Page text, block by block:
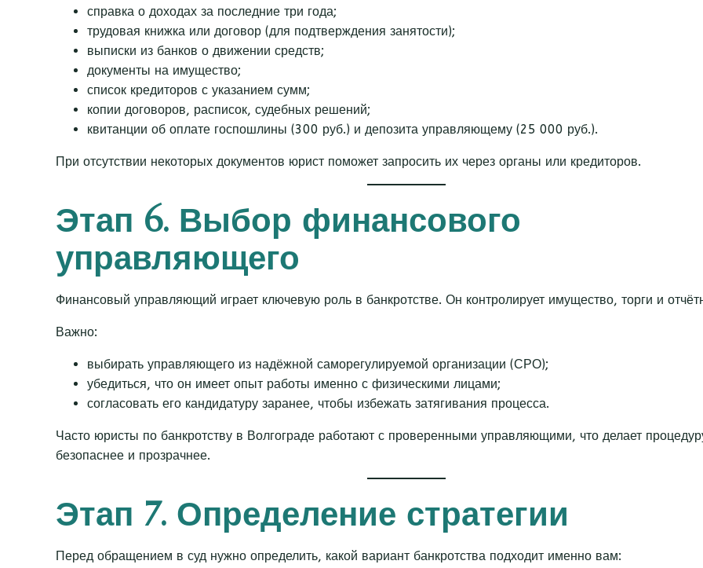
справка о доходах за последние три года;
трудовая книжка или договор (для подтверждения занятости);
выписки из банков о движении средств;
документы на имущество;
список кредиторов с указанием сумм;
копии договоров, расписок, судебных решений;
квитанции об оплате госпошлины (300 руб.) и депозита управляющему (25 000 руб.).
При отсутствии некоторых документов юрист поможет запросить их через органы или кредиторов.
Этап 6. Выбор финансового
управляющего
Финансовый управляющий играет ключевую роль в банкротстве. Он контролирует имущество, торги и
Важно:
выбирать управляющего из надёжной саморегулируемой организации (СРО);
убедиться, что он имеет опыт работы именно с физическими лицами;
согласовать его кандидатуру заранее, чтобы избежать затягивания процесса.
Часто юристы по банкротству в Волгограде работают с проверенными управляющими, что делает
безопаснее и прозрачнее.
Этап 7. Определение стратегии
Перед обращением в суд нужно определить, какой вариант банкротства подходит именно вам: